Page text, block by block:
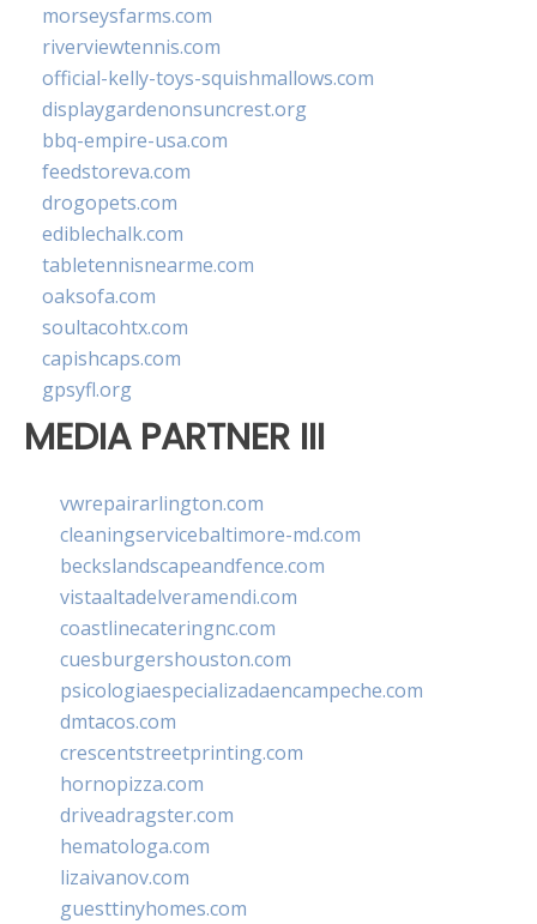
morseysfarms.com
riverviewtennis.com
official-kelly-toys-squishmallows.com
displaygardenonsuncrest.org
bbq-empire-usa.com
feedstoreva.com
drogopets.com
ediblechalk.com
tabletennisnearme.com
oaksofa.com
soultacohtx.com
capishcaps.com
gpsyfl.org
MEDIA PARTNER III
vwrepairarlington.com
cleaningservicebaltimore-md.com
beckslandscapeandfence.com
vistaaltadelveramendi.com
coastlinecateringnc.com
cuesburgershouston.com
psicologiaespecializadaencampeche.com
dmtacos.com
crescentstreetprinting.com
hornopizza.com
driveadragster.com
hematologa.com
lizaivanov.com
guesttinyhomes.com